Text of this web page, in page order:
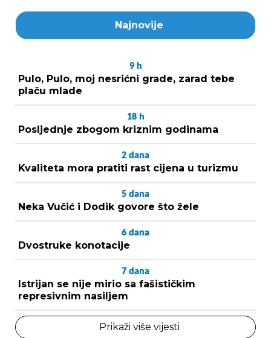
Najnovije
9 h
Pulo, Pulo, moj nesrićni grade, zarad tebe
plaču mlade
18 h
Posljednje zbogom kriznim godinama
2 dana
Kvaliteta mora pratiti rast cijena u turizmu
5 dana
Neka Vučić i Dodik govore što žele
6 dana
Dvostruke konotacije
7 dana
Istrijan se nije mirio sa fašističkim
represivnim nasiljem
Prikaži više vijesti